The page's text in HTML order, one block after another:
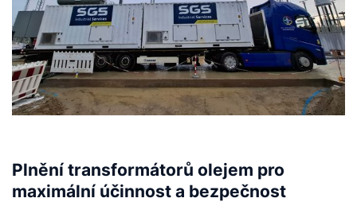
Plnění transformátorů olejem pro
maximální účinnost a bezpečnost